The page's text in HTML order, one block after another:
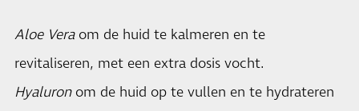
Aloe Veraom de huid te kalmeren en te
revitaliseren, met een extra dosis vocht.
Hyaluronom de huid op te vullen en te hydrateren